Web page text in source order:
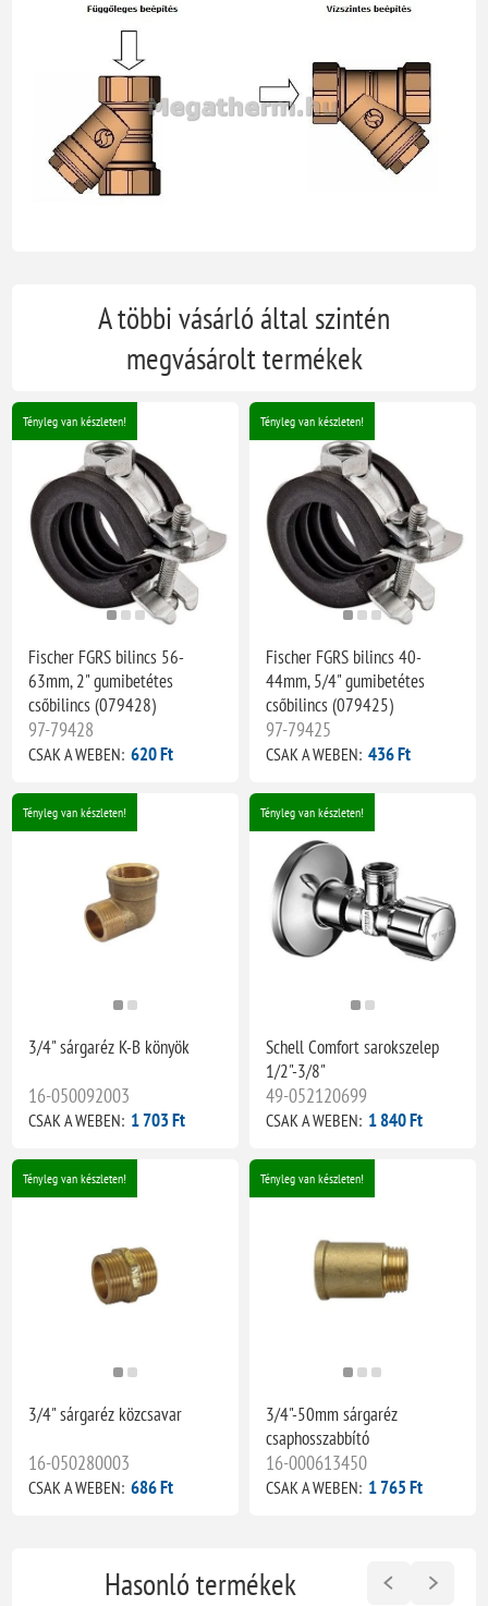
A többi vásárló által szintén
megvásárolt termékek
Tényleg van készleten!
Fischer FGRS bilincs 56-
63mm, 2" gumibetétes
csőbilincs (079428)
97-79428
CSAK A WEBEN: 620 Ft
Tényleg van készleten!
Fischer FGRS bilincs 40-
44mm, 5/4" gumibetétes
csőbilincs (079425)
97-79425
CSAK A WEBEN: 436 Ft
Tényleg van készleten!
3/4" sárgaréz K-B könyök
16-050092003
CSAK A WEBEN: 1 703 Ft
Tényleg van készleten!
Schell Comfort sarokszelep
1/2"-3/8"
49-052120699
CSAK A WEBEN: 1 840 Ft
Tényleg van készleten!
3/4" sárgaréz közcsavar
16-050280003
CSAK A WEBEN: 686 Ft
Tényleg van készleten!
3/4"-50mm sárgaréz
csaphosszabbító
16-000613450
CSAK A WEBEN: 1 765 Ft
Hasonló termékek